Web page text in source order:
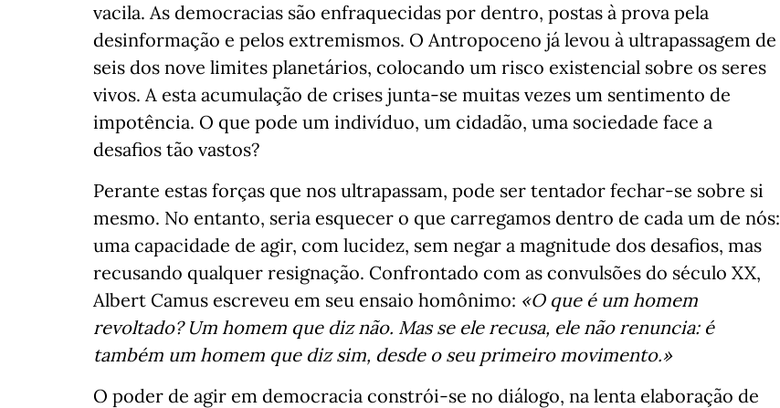
vacila. As democracias são enfraquecidas por dentro, postas à prova pela
desinformação e pelos extremismos. O Antropoceno já levou à ultrapassagem de
seis dos nove limites planetários, colocando um risco existencial sobre os seres
vivos. A esta acumulação de crises junta-se muitas vezes um sentimento de
impotência. O que pode um indivíduo, um cidadão, uma sociedade face a
desafios tão vastos?
Perante estas forças que nos ultrapassam, pode ser tentador fechar-se sobre si
mesmo. No entanto, seria esquecer o que carregamos dentro de cada um de nós:
uma capacidade de agir, com lucidez, sem negar a magnitude dos desafios, mas
recusando qualquer resignação. Confrontado com as convulsões do século XX,
Albert Camus escreveu em seu ensaio homônimo: «O que é um homem
revoltado? Um homem que diz não. Mas se ele recusa, ele não renuncia: é
também um homem que diz sim, desde o seu primeiro movimento.»
O poder de agir em democracia constrói-se no diálogo, na lenta elaboração de